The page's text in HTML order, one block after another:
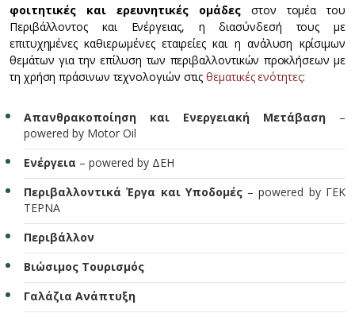
φοιτητικές και ερευνητικές ομάδεςστον τομέα του
Περιβάλλοντος και Ενέργειας, η διασύνδεσή τους με
επιτυχημένες καθιερωμένες εταιρείες και η ανάλυση κρίσιμων
θεμάτων για την επίλυση των περιβαλλοντικών προκλήσεων με
τη χρήση πράσινων τεχνολογιών στιςθεματικές ενότητες:
Απανθρακοποίηση και Ενεργειακή Μετάβαση –
powered by Motor Oil
Ενέργεια – powered by ΔΕΗ
Περιβαλλοντικά Έργα και Υποδομές– powered by ΓΕΚ
ΤΕΡΝΑ
Περιβάλλον
Βιώσιμος Τουρισμός
Γαλάζια Ανάπτυξη